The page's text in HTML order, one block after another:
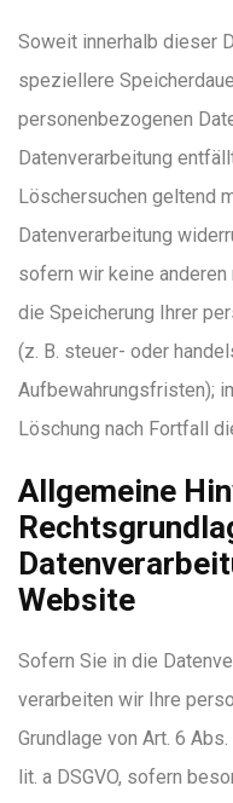
Soweit innerhalb dieser
speziellere
personenbezogenen
Datenverarbeitung
Löschersuchen geltend
Datenverarbeitung
sofern wir keine
die Speicherung Ihrer
(z. B. steuer- oder
Aufbewahrungsfristen);
Löschung nach Fortfall
Allgemeine
Website
Sofern Sie in die
verarbeiten wir Ihre
Grundlage von Art. 6
lit. a DSGVO, sofern